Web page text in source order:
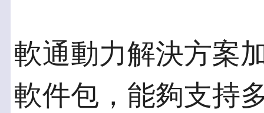
軟通動力解決方案
軟件包，能夠支持